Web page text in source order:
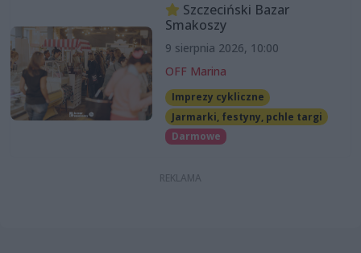
Szczeciński Bazar
Smakoszy
9 sierpnia 2026, 10:00
OFF Marina
Imprezy cykliczne
Jarmarki, festyny, pchle targi
Darmowe